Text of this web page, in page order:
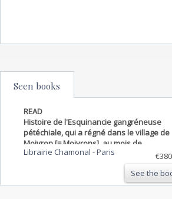
Seen books
READ
Histoire de l'Esquinancie gangréneuse
pétéchiale, qui a régné dans le village de
Moivron [= Moivrons], au mois de
Novembre 1777 (...). On y a joint un essai
sur les affections vaporeuses, & un
mémoire sur les bronchocèle…
Librairie Chamonal -Paris
See the